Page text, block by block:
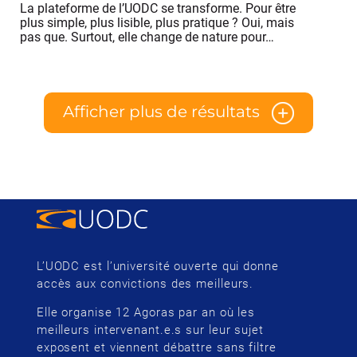
La plateforme de l’UODC se transforme. Pour être
plus simple, plus lisible, plus pratique ? Oui, mais
pas que. Surtout, elle change de nature pour…
Afficher plus de résultats
L’UODC est l’université ouverte qui donne
accès aux convictions des meilleurs.
Elle organise 12 Agoras par an où les
meilleurs intervenant.e.s sur leur sujet
exposent et viennent débattre sans filtre